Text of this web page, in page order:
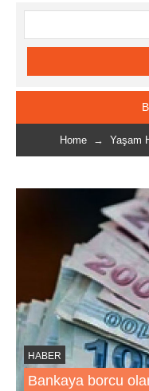
Home→ Yaşam
HABER
Bankaya borcu